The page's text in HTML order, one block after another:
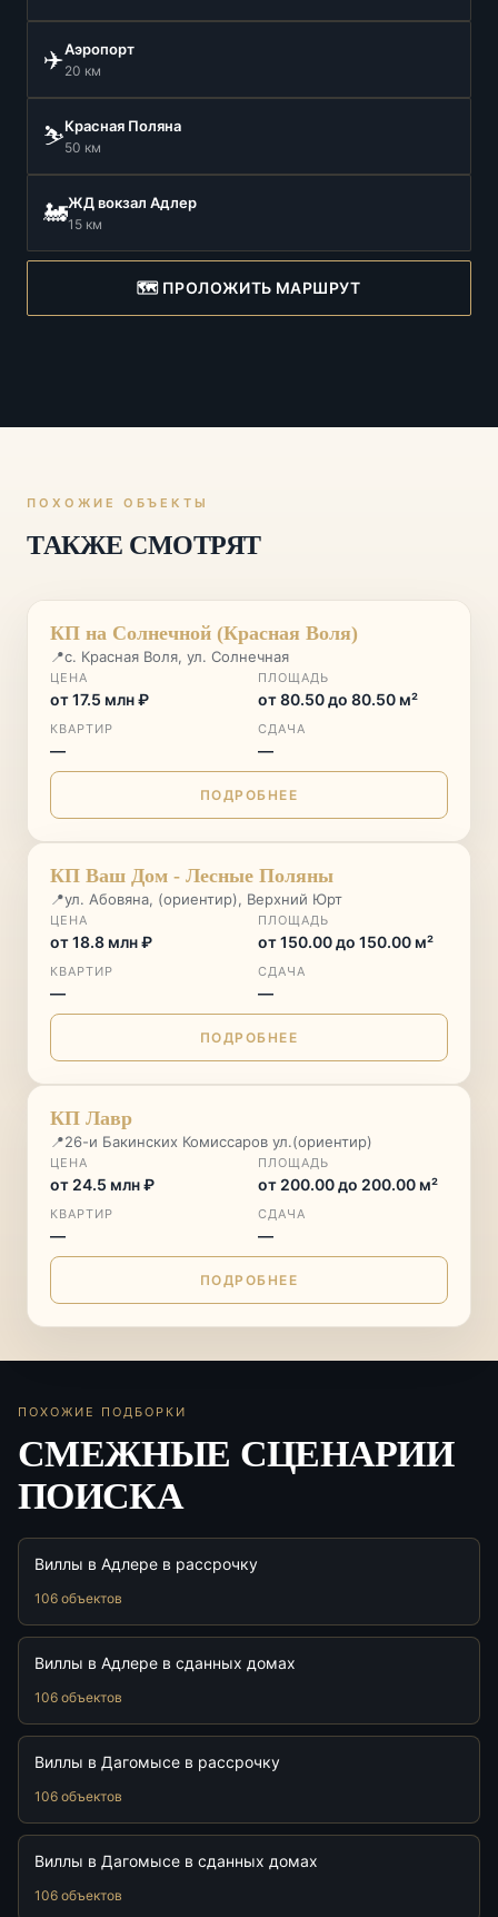
✈️Аэропорт
20 км
⛷️Красная Поляна
50 км
🚂ЖД вокзал Адлер
15 км
🗺️ ПРОЛОЖИТЬ МАРШРУТ
ПОХОЖИЕ ОБЪЕКТЫ
ТАКЖЕ СМОТРЯТ
ДОМ СДАН
КП на Солнечной (Красная Воля)
📍с. Красная Воля, ул. Солнечная
ЦЕНА
от 17.5 млн ₽
ПЛОЩАДЬ
от 80.50 до 80.50 м²
КВАРТИР
—
СДАЧА
—
ПОДРОБНЕЕ
ДОМ СДАН
КП Ваш Дом - Лесные Поляны
📍ул. Абовяна, (ориентир), Верхний Юрт
ЦЕНА
от 18.8 млн ₽
ПЛОЩАДЬ
от 150.00 до 150.00 м²
КВАРТИР
—
СДАЧА
—
ПОДРОБНЕЕ
СТАРТ ПРОДАЖ
КП Лавр
📍26-и Бакинских Комиссаров ул.(ориентир)
ЦЕНА
от 24.5 млн ₽
ПЛОЩАДЬ
от 200.00 до 200.00 м²
КВАРТИР
—
СДАЧА
—
ПОДРОБНЕЕ
ПОХОЖИЕ ПОДБОРКИ
СМЕЖНЫЕ СЦЕНАРИИ
ПОИСКА
Виллы в Адлере в рассрочку
106 объектов
Виллы в Адлере в сданных домах
106 объектов
Виллы в Дагомысе в рассрочку
106 объектов
Виллы в Дагомысе в сданных домах
106 объектов